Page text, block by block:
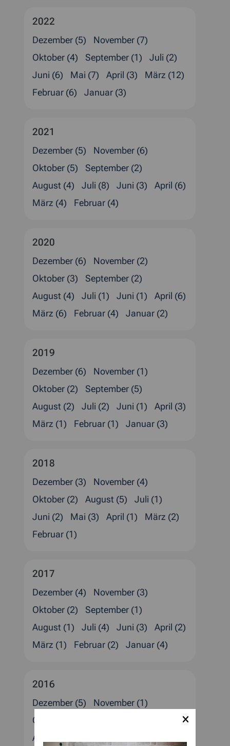
2022
Dezember (5)
November (7)
Oktober (4)
September (1)
Juli (2)
Juni (6)
Mai (7) April (3)
März (12)
Februar (6)
Januar (3)
2021
Dezember (5)
November (6)
Oktober (5)
September (2)
August (4)
Juli (8) Juni (3)
April (6)
März (4)
Februar (4)
2020
Dezember (6)
November (2)
Oktober (3)
September (2)
August (4)
Juli (1) Juni (1)
April (6)
März (6)
Februar (4) Januar (2)
2019
Dezember (6)
November (1)
Oktober (2)
September (5)
August (2)
Juli (2) Juni (1)
April (3)
März (1)
Februar (1) Januar (3)
2018
Dezember (3)
November (4)
Oktober (2)
August (5)
Juli (1)
Juni (2)
Mai (3) April (1)
März (2)
Februar (1)
2017
Dezember (4)
November (3)
Oktober (2)
September (1)
August (1)
Juli (4) Juni (3)
April (2)
März (1)
Februar (2) Januar (4)
2016
Dezember (5)
November (1)
Oktober (1)
August (4)